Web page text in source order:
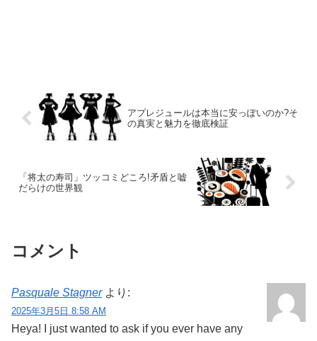
アプレジュールは本当に安っぽいのか?そ
の真実と魅力を徹底検証
「将太の寿司」ツッコミどころ!矛盾と嘘
だらけの世界観
コメント
Pasquale Stagner より:
2025年3月5日 8:58 AM
Heya! I just wanted to ask if you ever have any